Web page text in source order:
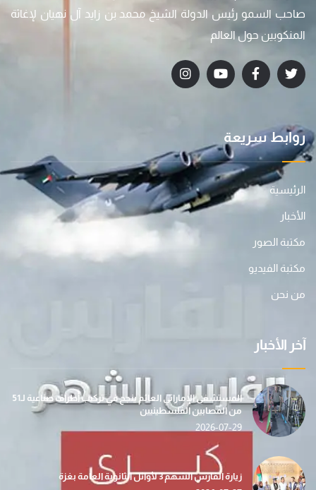
صاحب السمو رئيس الدولة الشيخ محمد بن زايد آل نهيان لإغاثة
المنكوبين حول العالم
روابط سريعة
الرئيسية
الأخبار
مكتبة الصور
مكتبة الفيديو
من نحن
آخر الأخبار
المستشفى الإماراتي العائم ينجح في تركيب أطراف صناعية لـ51
من المصابين الفلسطينيين
2026-07-29
زيارة الفارس الشهم 3 لأوائل الثانوية العامة بغزة